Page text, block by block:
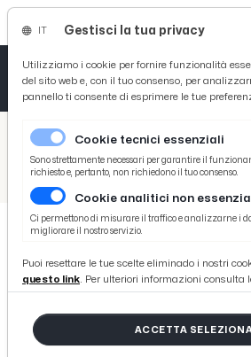
/ Picenotime
/ Comunicati
Giornata mondiale del gioco, appuntamento al
Giornata mondiale
appuntamento al
di Ascoli Piceno
Gestisci la tua privacy
Utilizziamo i cookie per fornire funzionalità
del sito web e, con il tuo consenso, per
pannello ti consente di esprimere le tue
Cookie tecnici essenziali
Sono strettamente necessari per garantire il
richiesto e, pertanto, non richiedono il tuo consenso.
Cookie analitici non
Ci permettono di misurare il traffico e analizzarne i
migliorare il nostro servizio.
Puoi resettare le tue scelte eliminado i nostri
questo link. Per ulteriori informazioni consulta
ACCETTA
Tutto News
Tutto Sport
Basket
Ciclismo
Tutto Curiosità